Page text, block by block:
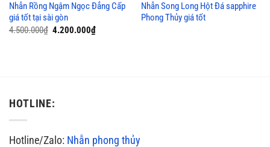
Nhẫn Rồng Ngậm Ngọc Đẳng Cấp
giá tốt tại sài gòn
4.500.000₫ Giá
4.200.000₫Giá
Nhẫn Song Long Hột Đá sapphire
Phong Thủy giá tốt
HOTLINE:
Hotline/Zalo: Nhẫn phong thủy